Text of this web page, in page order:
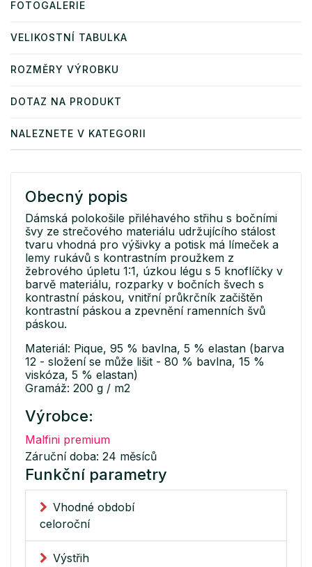
FOTOGALERIE
VELIKOSTNÍ TABULKA
ROZMĚRY VÝROBKU
DOTAZ NA PRODUKT
NALEZNETE V KATEGORII
Obecný popis
Dámská polokošile přiléhavého střihu s bočními
švy ze strečového materiálu udržujícího stálost
tvaru vhodná pro výšivky a potisk má límeček a
lemy rukávů s kontrastním proužkem z
žebrového úpletu 1:1, úzkou légu s 5 knoflíčky v
barvě materiálu, rozparky v bočních švech s
kontrastní páskou, vnitřní průkrčník začištěn
kontrastní páskou a zpevnění ramenních švů
páskou.
Materiál: Pique, 95 % bavlna, 5 % elastan (barva
12 - složení se může lišit - 80 % bavlna, 15 %
viskóza, 5 % elastan)
Gramáž: 200 g / m2
Výrobce:
Malfini premium
Záruční doba: 24 měsíců
Funkční parametry
Vhodné období
celoroční
Výstřih